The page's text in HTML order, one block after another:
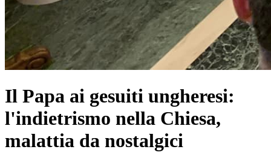
Il Papa ai gesuiti ungheresi:
l'indietrismo nella Chiesa,
malattia da nostalgici